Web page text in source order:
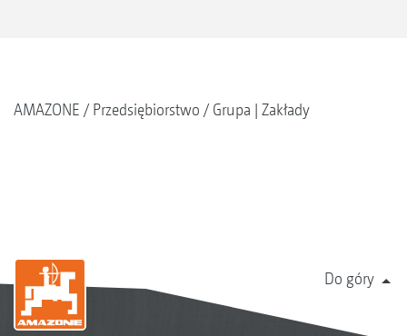
AMAZONE Przedsiębiorstwo Grupa | Zakłady
Do góry